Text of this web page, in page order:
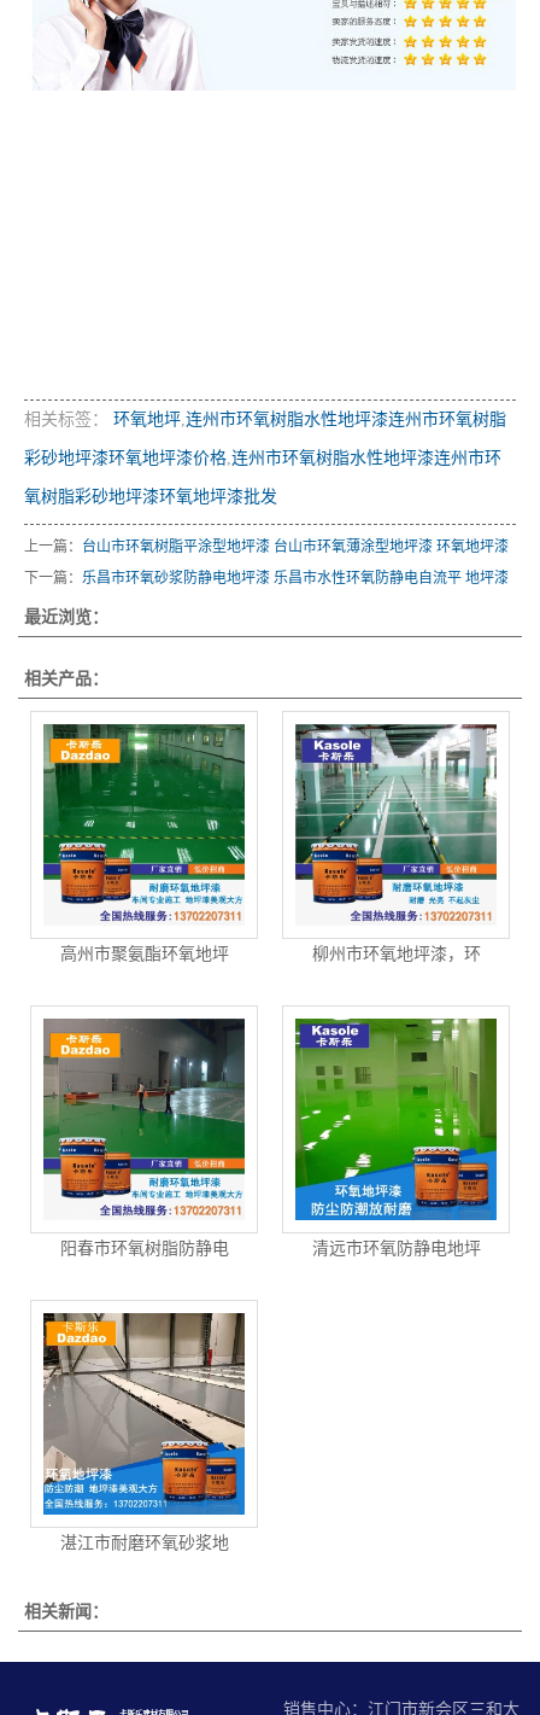
相关标签： 环氧地坪 连州市环氧树脂水性地坪漆连州市环氧树脂
彩砂地坪漆环氧地坪漆价格 连州市环氧树脂水性地坪漆连州市环
氧树脂彩砂地坪漆环氧地坪漆批发
上一篇： 台山市环氧树脂平涂型地坪漆 台山市环氧薄涂型地坪漆 环氧地坪漆
下一篇： 乐昌市环氧砂浆防静电地坪漆 乐昌市水性环氧防静电自流平 地坪漆
最近浏览：
相关产品：
高州市聚氨酯环氧地坪 柳州市环氧地坪漆，环
阳春市环氧树脂防静电 清远市环氧防静电地坪
湛江市耐磨环氧砂浆地
相关新闻：
销售中心：江门市新会区三和大